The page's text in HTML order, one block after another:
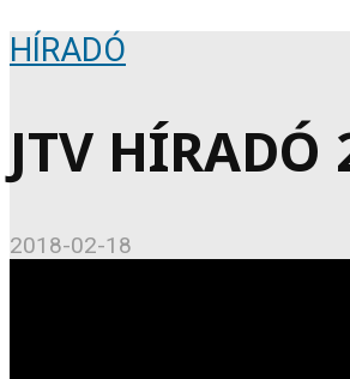
HÍRADÓ
JTV
2018-02-18